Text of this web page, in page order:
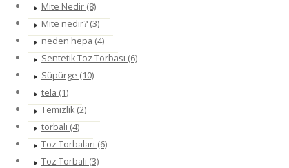
Mite Nedir (8)
Mite nedir? (3)
neden hepa (4)
Sentetik Toz Torbası (6)
Süpürge (10)
tela (1)
Temizlik (2)
torbalı (4)
Toz Torbaları (6)
Toz Torbalı (3)